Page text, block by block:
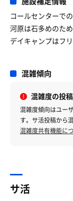
コールセンターで
河原は石多めのた
デイキャンプはフ
混雑傾向
混雑度の投
混雑度傾向はユー
す。サ活投稿から
混雑度共有機能に
サ活